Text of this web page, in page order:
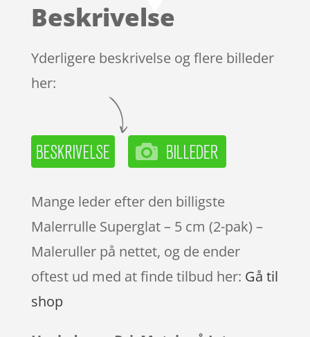
Beskrivelse
Yderligere beskrivelse og flere billeder
her:
Mange leder efter den billigste
Malerrulle Superglat – 5 cm (2-pak) –
Maleruller på nettet, og de ender
oftest ud med at finde tilbud her: Gå til
shop